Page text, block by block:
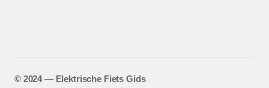
©️ 2024 — Elektrische Fiets Gids